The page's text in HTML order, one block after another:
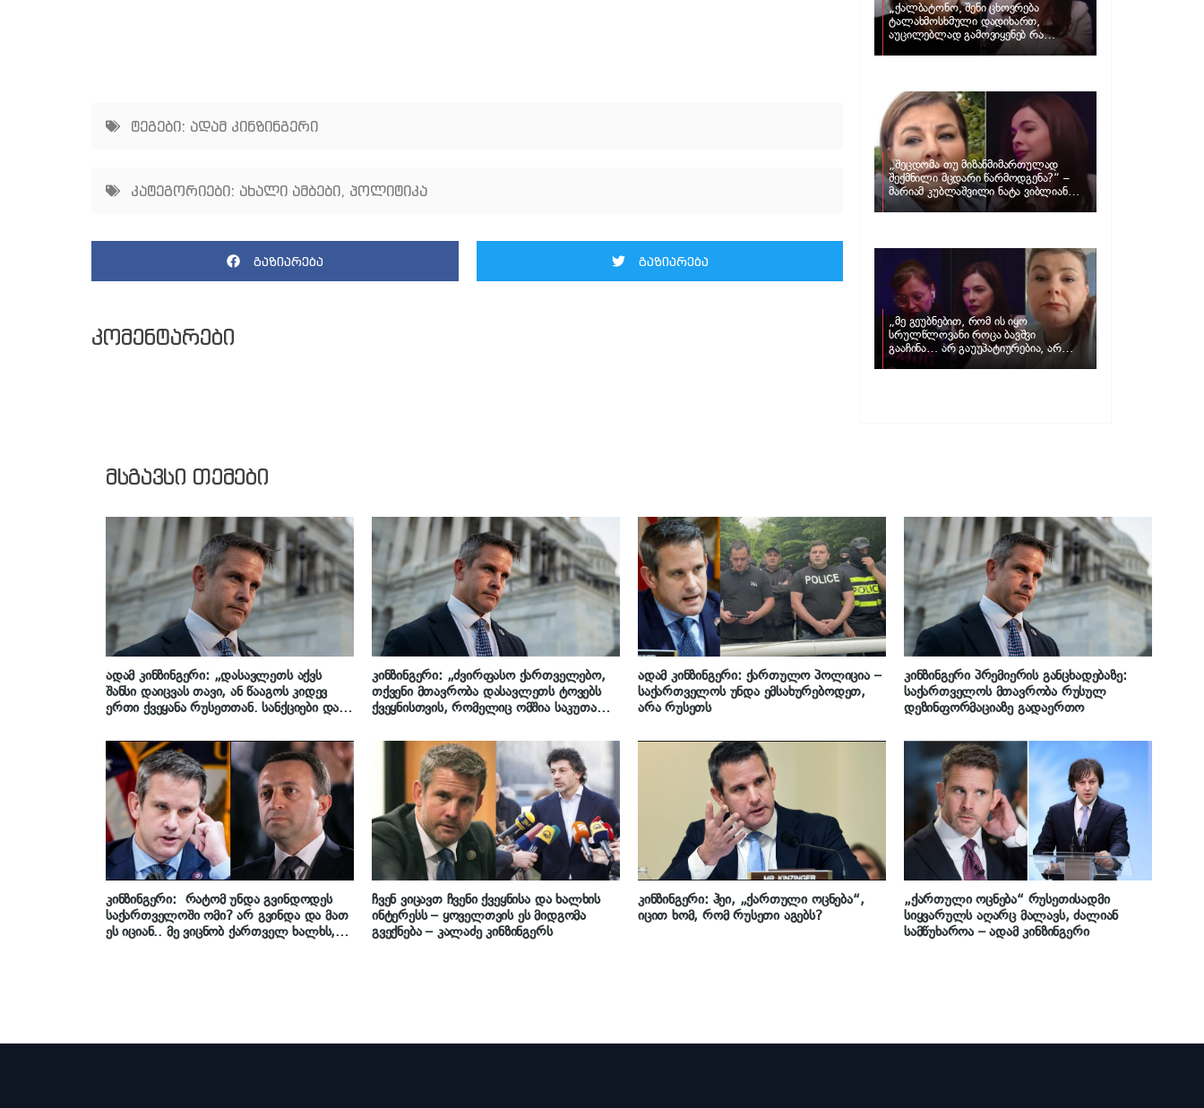
ტეგები: ადამ კინზინგერი
კატეგორიები: ახალი ამბები, პოლიტიკა
გაზიარება გაზიარება
კომენტარები
„ქალბატონო, შენი ცხოვრება
ტალახმოსხმული დადიხართ,
აუცილებლად გამოვიყენებ რა
ინფორმაციაც მაქვს“… – რა
მარიამ კუბლაშვილი
„შეცდომა თუ მიზანმიმართულად
შექმნილი მცდარი წარმოდგენა?“ –
მარიამ კუბლაშვილი ნატა ვიბლიანის
საქმეზე ვიდეომიმართვას ავრცელებს
„მე გეუბნებით, რომ ის იყო
სრულწლოვანი როცა ბავშვი
გააჩინა… არ გაუუპატიურებია, არ
უძალადია და მსგავსი რამ არ
მსგავსი თემები
ადამ კინზინგერი: „დასავლეთს აქვს
შანსი დაიცვას თავი, ან წააგოს კიდევ
ერთი ქვეყანა რუსეთთან. სანქციები და
კინზინგერი: „ძვირფასო ქართველებო,
თქვენი მთავრობა დასავლეთს ტოვებს
ქვეყნისთვის, რომელიც ომშია საკუთარ
უფლებას, საქართველო რუსეთს
მიჰყიდოს“
ადამ კინზინგერი: ქართულო პოლიცია –
საქართველოს უნდა ემსახურებოდეთ,
არა რუსეთს
კინზინგერი პრემიერის განცხადებაზე:
საქართველოს მთავრობა რუსულ
დეზინფორმაციაზე გადაერთო
კინზინგერი: რატომ უნდა გვინდოდეს
საქართველოში ომი? არ გვინდა და მათ
ეს იციან.. მე ვიცნობ ქართველ ხალხს,
ჩვენ ვიცავთ ჩვენი ქვეყნისა და ხალხის
ინტერესს – ყოველთვის ეს მიდგომა
გვექნება – კალაძე კინზინგერს
კინზინგერი: ჰეი, „ქართული ოცნება“,
იცით ხომ, რომ რუსეთი აგებს?
„ქართული ოცნება“ რუსეთისადმი
სიყვარულს აღარც მალავს, ძალიან
სამწუხაროა – ადამ კინზინგერი